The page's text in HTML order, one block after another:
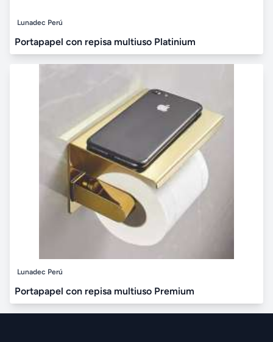
Lunadec Perú
Portapapel con repisa multiuso Platinium
Lunadec Perú
Portapapel con repisa multiuso Premium